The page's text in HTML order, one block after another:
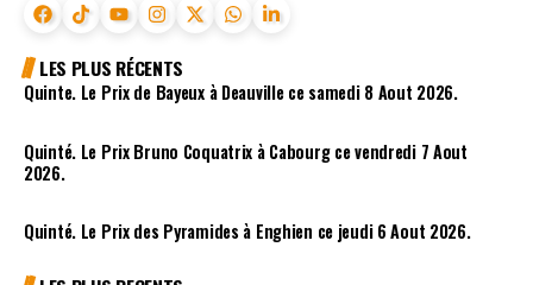
LES PLUS RÉCENTS
Quinte. Le Prix de Bayeux à Deauville ce samedi 8 Aout 2026.
Quinté. Le Prix Bruno Coquatrix à Cabourg ce vendredi 7 Aout
2026.
Quinté. Le Prix des Pyramides à Enghien ce jeudi 6 Aout 2026.